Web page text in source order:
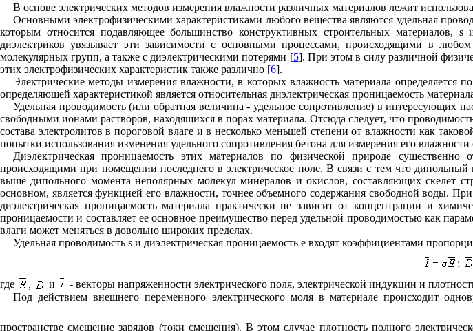
В основе электрических методов измерения влажности различных материалов лежит
Основными электрофизическими характеристиками любого вещества являются удельная
которым относится подавляющее большинство конструктивных строительных материалов, s
диэлектриков увязывает эти зависимости с основными процессами, происходящими в
молекулярных групп, а также с диэлектрическими потерями [5]. При этом в силу различной
этих электрофизических характеристик также различно [6].
Электрические методы измерения влажности, в которых влажность материала
определяющей характеристикой является относительная диэлектрическая проницаемость
Удельная проводимость (или обратная величина - удельное сопротивление) в интересующих
свободными ионами растворов, находящихся в порах материала. Отсюда следует, что
состава электролитов в пороговой влаге и в несколько меньшей степени от влажности как
попытки использования изменения удельного сопротивления бетона для измерения его
Диэлектрическая проницаемость этих материалов по физической природе
происходящими при помещении последнего в электрическое поле. В связи с тем что
выше дипольного момента неполярных молекул минералов и окислов, составляющих скелет
основном, является функцией его влажности, точнее объемного содержания свободной воды.
диэлектрическая проницаемость материала практически не зависит от концентрации и
проницаемости и составляет ее основное преимущество перед удельной проводимостью как
влаги может меняться в довольно широких пределах.
Удельная проводимость sи диэлектрическая проницаемость eвходят коэффициентами
;
где
, и
- векторы напряженности электрического поля, электрической индукции и
Под действием внешнего переменного электрического моля в материале происходит
пространстве смещение зарядов (токи смещения). В этом случае плотность полного